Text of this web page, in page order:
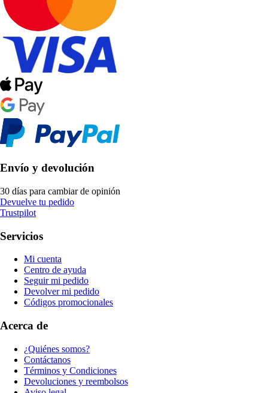
Envío y devolución
30 días para cambiar de opinión
Devuelve tu pedido
Trustpilot
Servicios
Mi cuenta
Centro de ayuda
Seguir mi pedido
Devolver mi pedido
Códigos promocionales
Acerca de
¿Quiénes somos?
Contáctanos
Términos y Condiciones
Devoluciones y reembolsos